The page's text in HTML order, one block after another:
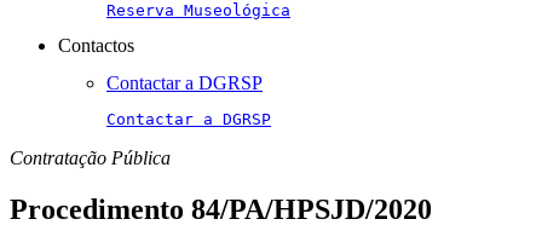
Reserva Museológica
Contactos
Contactar a DGRSP
Contactar a DGRSP
Contratação Pública
Procedimento 84/PA/HPSJD/2020